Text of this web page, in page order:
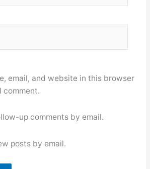
email, and website in this browser
comment.
up comments by email.
posts by email.